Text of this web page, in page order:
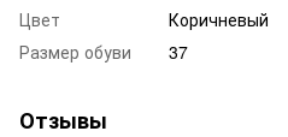
Цвет
Коричневый
Размер обуви
37
Отзывы